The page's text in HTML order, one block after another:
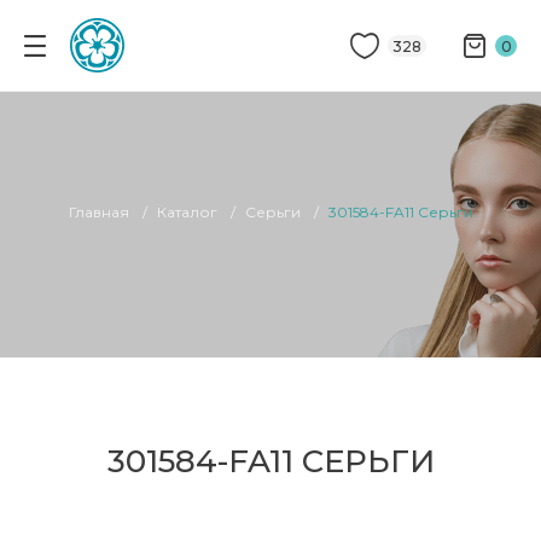
328 0
Главная Каталог Серьги 301584-FA11 Серьги
301584-FA11 СЕРЬГИ